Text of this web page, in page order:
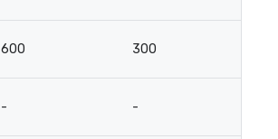
600 300
- -